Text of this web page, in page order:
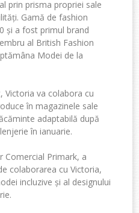
prin prisma propriei sale
. Gamă de fashion
și afost primul brand
al British Fashion
Modei de la
, Victoria va colabora cu
în magazinele sale
adaptabilă după
în ianuarie.
Comercial Primark, a
colaborarea cu Victoria,
incluzive și al designului